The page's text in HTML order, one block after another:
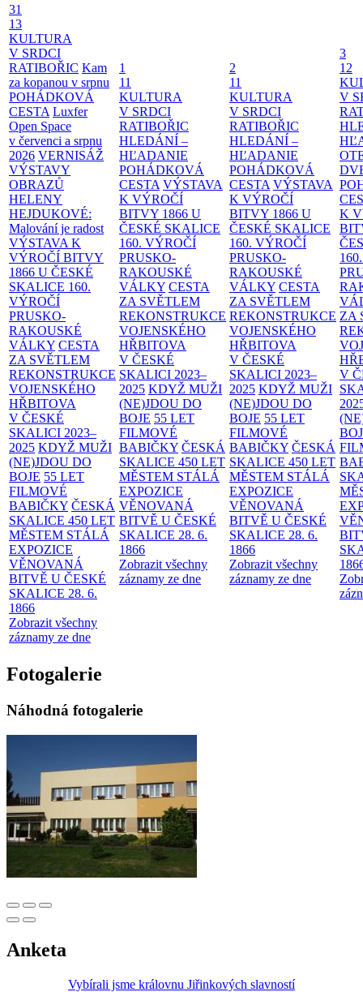
31
13
KULTURA
V SRDCI
RATIBOŘIC Kam
za kopanou v srpnu
POHÁDKOVÁ
CESTA Luxfer
Open Space
v červenci a srpnu
2026 VERNISÁŽ
VÝSTAVY
OBRAZŮ
HELENY
HEJDUKOVÉ:
Malování je radost
VÝSTAVA K
VÝROČÍ BITVY
1866 U ČESKÉ
SKALICE 160.
VÝROČÍ
PRUSKO-
RAKOUSKÉ
VÁLKY CESTA
ZA SVĚTLEM
REKONSTRUKCE
VOJENSKÉHO
HŘBITOVA
V ČESKÉ
SKALICI 2023–
2025 KDYŽ MUŽI
(NE)JDOU DO
BOJE 55 LET
FILMOVÉ
BABIČKY ČESKÁ
SKALICE 450 LET
MĚSTEM STÁLÁ
EXPOZICE
VĚNOVANÁ
BITVĚ U ČESKÉ
SKALICE 28. 6.
1866
Zobrazit všechny
záznamy ze dne
1
11
KULTURA
V SRDCI
RATIBOŘIC
HLEDÁNÍ –
HĽADANIE
POHÁDKOVÁ
CESTA VÝSTAVA
K VÝROČÍ
BITVY 1866 U
ČESKÉ SKALICE
160. VÝROČÍ
PRUSKO-
RAKOUSKÉ
VÁLKY CESTA
ZA SVĚTLEM
REKONSTRUKCE
VOJENSKÉHO
HŘBITOVA
V ČESKÉ
SKALICI 2023–
2025 KDYŽ MUŽI
(NE)JDOU DO
BOJE 55 LET
FILMOVÉ
BABIČKY ČESKÁ
SKALICE 450 LET
MĚSTEM STÁLÁ
EXPOZICE
VĚNOVANÁ
BITVĚ U ČESKÉ
SKALICE 28. 6.
1866
Zobrazit všechny
záznamy ze dne
2
11
KULTURA
V SRDCI
RATIBOŘIC
HLEDÁNÍ –
HĽADANIE
POHÁDKOVÁ
CESTA VÝSTAVA
K VÝROČÍ
BITVY 1866 U
ČESKÉ SKALICE
160. VÝROČÍ
PRUSKO-
RAKOUSKÉ
VÁLKY CESTA
ZA SVĚTLEM
REKONSTRUKCE
VOJENSKÉHO
HŘBITOVA
V ČESKÉ
SKALICI 2023–
2025 KDYŽ MUŽI
(NE)JDOU DO
BOJE 55 LET
FILMOVÉ
BABIČKY ČESKÁ
SKALICE 450 LET
MĚSTEM STÁLÁ
EXPOZICE
VĚNOVANÁ
BITVĚ U ČESKÉ
SKALICE 28. 6.
1866
Zobrazit všechny
záznamy ze dne
3
12
V
K
ZA
V
Fotogalerie
Náhodná fotogalerie
Anketa
Vybírali jsme královnu Jiřinkových slavností